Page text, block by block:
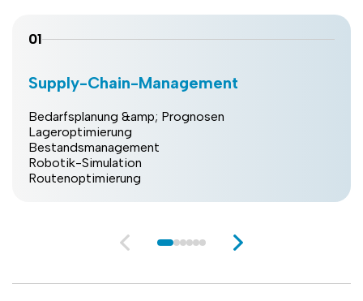
01
Supply-Chain-Management
Bedarfsplanung &amp; Prognosen
Lageroptimierung
Bestandsmanagement
Robotik-Simulation
Routenoptimierung